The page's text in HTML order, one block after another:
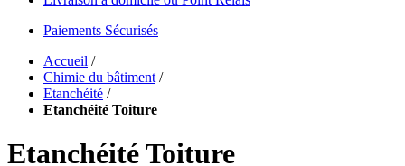
Paiements Sécurisés
Accueil /
Chimie du bâtiment /
Etanchéité /
Etanchéité Toiture
Etanchéité Toiture